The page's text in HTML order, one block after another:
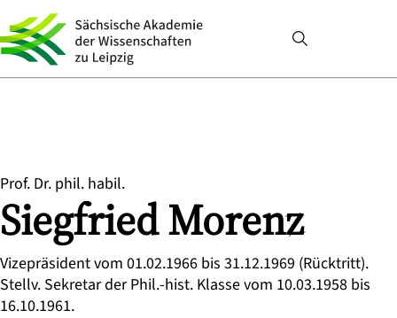
Prof. Dr. phil. habil.
SiegfriedMorenz
Vizepräsident vom 01.02.1966 bis 31.12.1969 (Rücktritt).
Stellv. Sekretar der Phil.-hist. Klasse vom 10.03.1958 bis
16.10.1961.